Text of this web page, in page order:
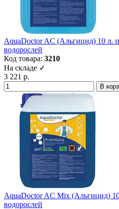
AquaDoctor AC (Альгицид) 10 л.
водорослей
Код товара: 3210
На складе ✓
3 221 р.
В
AquaDoctor AC Mix (Альгицид)
водорослей